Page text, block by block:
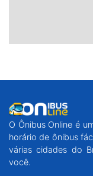
O Ônibus Online é
horário de ônibus
várias cidades do
você.